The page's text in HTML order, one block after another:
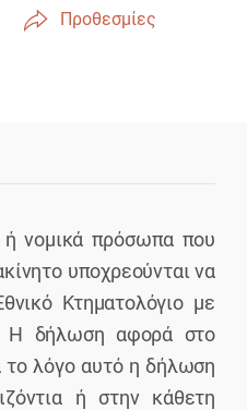
Προθεσμίες
ή νομικά πρόσωπα που
υποχρεούνται να
Κτηματολόγιο με
Η δήλωση αφορά στο
το λόγο αυτό η δήλωση
ή στην κάθετη